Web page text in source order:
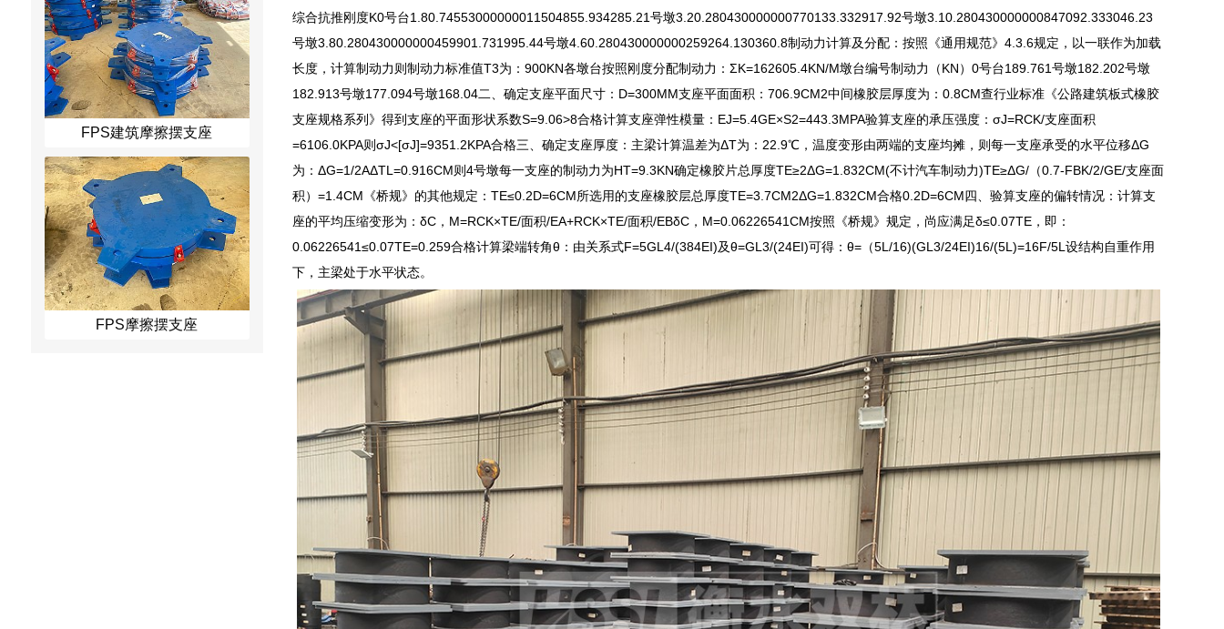
FPS建筑摩擦摆支座
FPS摩擦摆支座
综合抗推刚度K0号台1.80.74553000000011504855.934285.21号墩3.20.280430000000770133.332917.92号墩3.10.280430000000847092.333046.23
号墩3.80.280430000000459901.731995.44号墩4.60.280430000000259264.130360.8制动力计算及分配：按照《通用规范》4.3.6规定，以一联作为加载
长度，计算制动力则制动力标准值T3为：900KN各墩台按照刚度分配制动力：ΣK=162605.4KN/M墩台编号制动力（KN）0号台189.761号墩182.202号墩
182.913号墩177.094号墩168.04二、确定支座平面尺寸：D=300MM支座平面面积：706.9CM2中间橡胶层厚度为：0.8CM查行业标准《公路建筑板式橡胶
支座规格系列》得到支座的平面形状系数S=9.06>8合格计算支座弹性模量：EJ=5.4GE×S2=443.3MPA验算支座的承压强度：σJ=RCK/支座面积
=6106.0KPA则σJ<[σJ]=9351.2KPA合格三、确定支座厚度：主梁计算温差为ΔT为：22.9℃，温度变形由两端的支座均摊，则每一支座承受的水平位移ΔG
为：ΔG=1/2AΔTL=0.916CM则4号墩每一支座的制动力为HT=9.3KN确定橡胶片总厚度TE≥2ΔG=1.832CM(不计汽车制动力)TE≥ΔG/（0.7-FBK/2/GE/支座面
积）=1.4CM《桥规》的其他规定：TE≤0.2D=6CM所选用的支座橡胶层总厚度TE=3.7CM2ΔG=1.832CM合格0.2D=6CM四、验算支座的偏转情况：计算支
座的平均压缩变形为：δC，M=RCK×TE/面积/EA+RCK×TE/面积/EBδC，M=0.06226541CM按照《桥规》规定，尚应满足δ≤0.07TE，即：
0.06226541≤0.07TE=0.259合格计算梁端转角θ：由关系式F=5GL4/(384EI)及θ=GL3/(24EI)可得：θ=（5L/16)(GL3/24EI)16/(5L)=16F/5L设结构自重作用
下，主梁处于水平状态。